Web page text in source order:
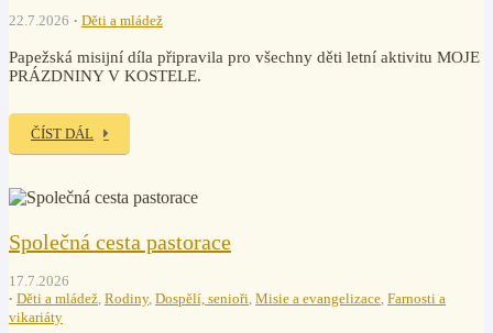
22.7.2026 Děti a mládež
Papežská misijní díla připravila pro všechny děti letní aktivitu MOJE
PRÁZDNINY V KOSTELE.
ČÍST DÁL
Společná cesta pastorace
17.7.2026
Děti a mládež, Rodiny, Dospělí, senioři, Misie a evangelizace, Farnosti a
vikariáty